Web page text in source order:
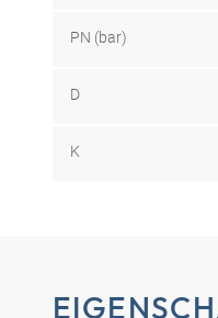
PN (bar)
D
K